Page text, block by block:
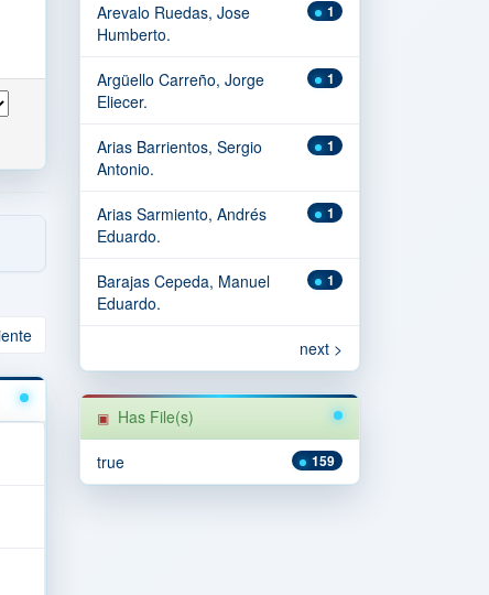
1
Arevalo Ruedas, Jose
Humberto.
1
Argüello Carreño, Jorge
Eliecer.
1
Arias Barrientos, Sergio
Antonio.
1
Arias Sarmiento, Andrés
Eduardo.
1
Barajas Cepeda, Manuel
Eduardo.
next >
Has File(s)
159
true